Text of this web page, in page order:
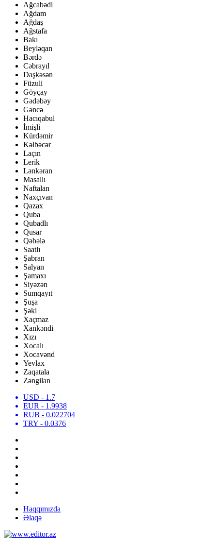
Ağcabədi
Ağdam
Ağdaş
Ağstafa
Bakı
Beyləqan
Bərdə
Cəbrayıl
Daşkəsən
Füzuli
Göyçay
Gədəbəy
Gəncə
Hacıqabul
İmişli
Kürdəmir
Kəlbəcər
Laçın
Lerik
Lənkəran
Masallı
Naftalan
Naxçıvan
Qazax
Quba
Qubadlı
Qusar
Qəbələ
Saatlı
Şabran
Salyan
Şamaxı
Siyəzən
Sumqayıt
Şuşa
Şəki
Xaçmaz
Xankəndi
Xızı
Xocalı
Xocavənd
Yevlax
Zaqatala
Zəngilan
USD - 1.7
EUR - 1.9938
RUB - 0.022704
TRY - 0.0376
Haqqımızda
Əlaqə